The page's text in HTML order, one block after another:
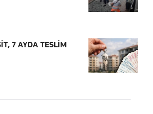
7 AYDA TESLİM